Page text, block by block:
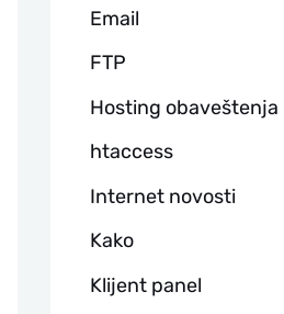
Email
FTP
Hosting obaveštenja
htaccess
Internet novosti
Kako
Klijent panel